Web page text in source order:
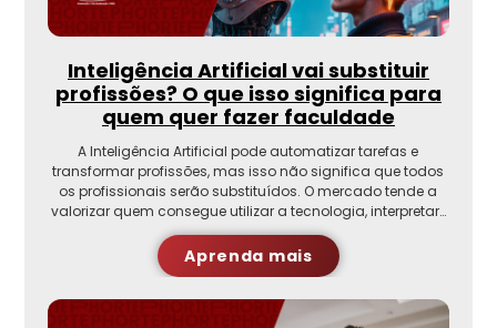
Inteligência Artificial vai substituir
profissões? O que isso significa para
quem quer fazer faculdade
A Inteligência Artificial pode automatizar tarefas e
transformar profissões, mas isso não significa que todos
os profissionais serão substituídos. O mercado tende a
valorizar quem consegue utilizar a tecnologia, interpretar…
Aprenda mais